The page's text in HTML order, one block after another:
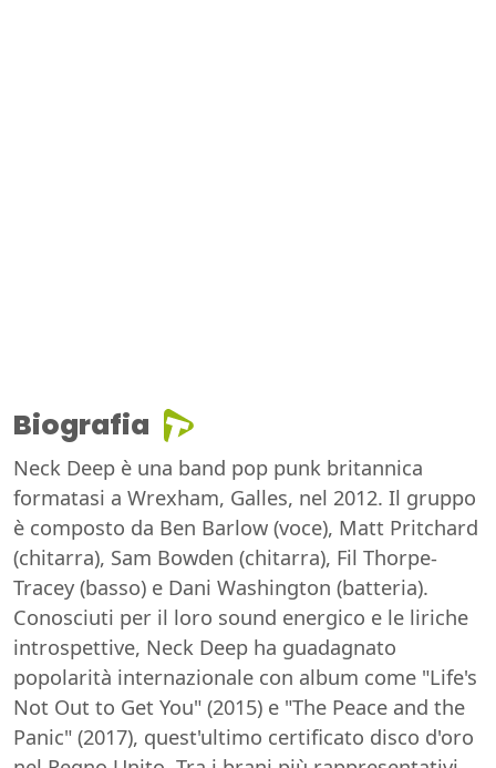
Biografia
Neck Deep è una band pop punk britannica
formatasi a Wrexham, Galles, nel 2012. Il gruppo
è composto da Ben Barlow (voce), Matt Pritchard
(chitarra), Sam Bowden (chitarra), Fil Thorpe-
Tracey (basso) e Dani Washington (batteria).
Conosciuti per il loro sound energico e le liriche
introspettive, Neck Deep ha guadagnato
popolarità internazionale con album come "Life's
Not Out to Get You" (2015) e "The Peace and the
Panic" (2017), quest'ultimo certificato disco d'oro